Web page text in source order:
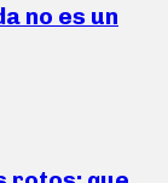
no es un